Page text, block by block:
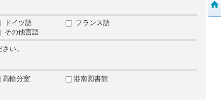
ドイツ語
フランス語
その他言語
い。
高輪分室 港南図書館